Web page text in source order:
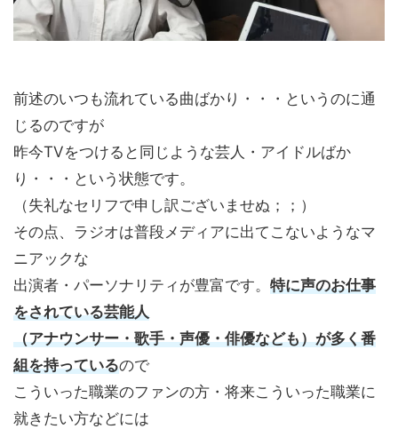
前述のいつも流れている曲ばかり・・・というのに通
じるのですが
昨今TVをつけると同じような芸人・アイドルばか
り・・・という状態です。
（失礼なセリフで申し訳ございませぬ；；）
その点、ラジオは普段メディアに出てこないようなマ
ニアックな
出演者・パーソナリティが豊富です。 特に声のお仕事
をされている芸能人
（アナウンサー・歌手・声優・俳優なども）が多く番
組を持っているので
こういった職業のファンの方・将来こういった職業に
就きたい方などには